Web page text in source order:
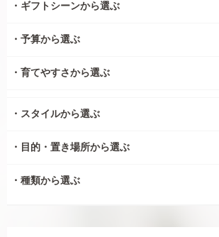
ギフトシーンから選ぶ
予算から選ぶ
育てやすさから選ぶ
スタイルから選ぶ
目的・置き場所から選ぶ
種類から選ぶ